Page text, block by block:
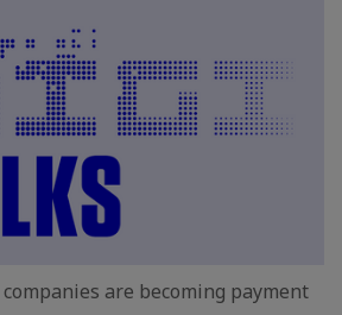
are becoming payment